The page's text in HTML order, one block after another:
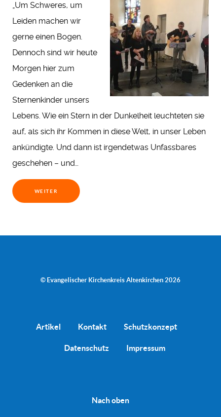
„Um Schweres, um
Leiden machen wir
gerne einen Bogen.
Dennoch sind wir heute
Morgen hier zum
Gedenken an die
Sternenkinder unsers
Lebens. Wie ein Stern in der Dunkelheit leuchteten sie
auf, als sich ihr Kommen in diese Welt, in unser Leben
ankündigte. Und dann ist irgendetwas Unfassbares
geschehen – und…
WEITER
© Evangelischer Kirchenkreis Altenkirchen 2026
Artikel Kontakt Schutzkonzept
Datenschutz Impressum
Nach oben